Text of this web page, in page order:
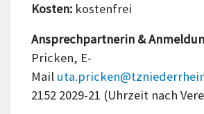
Kosten: kostenfrei
Ansprechpartnerin &
Pricken, E-
Mail
2152 2029-21 (Uhrzeit nach